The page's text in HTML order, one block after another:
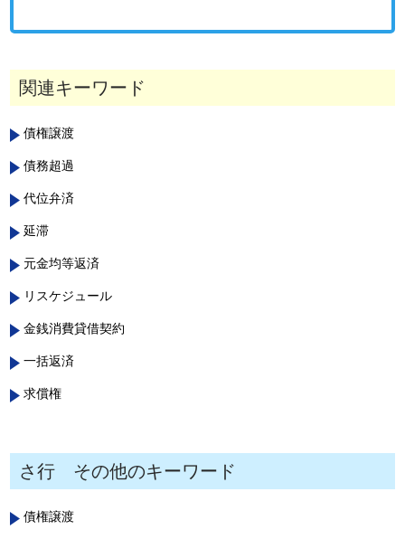
関連キーワード
債権譲渡
債務超過
代位弁済
延滞
元金均等返済
リスケジュール
金銭消費貸借契約
一括返済
求償権
さ行 その他のキーワード
債権譲渡